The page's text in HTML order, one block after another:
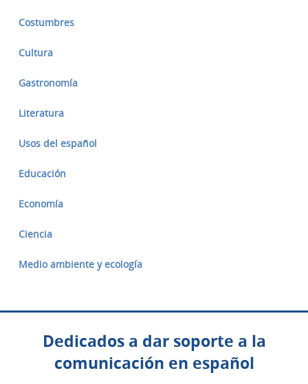
Costumbres
Cultura
Gastronomía
Literatura
Usos del español
Educación
Economía
Ciencia
Medio ambiente y ecología
Dedicados a dar soporte a la
comunicación en español